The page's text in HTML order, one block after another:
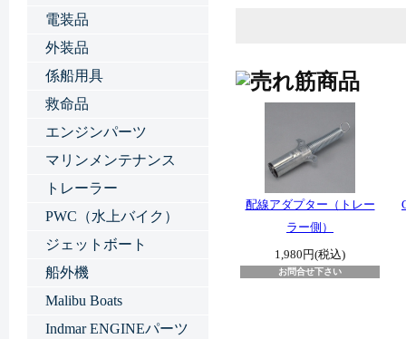
配線アダプター（トレー
ラー側）
1,980円(税込)
お問合せ下さい
電装品
外装品
係船用具
救命品
エンジンパーツ
マリンメンテナンス
トレーラー
PWC（水上バイク）
ジェットボート
船外機
Malibu Boats
Indmar ENGINEパーツ